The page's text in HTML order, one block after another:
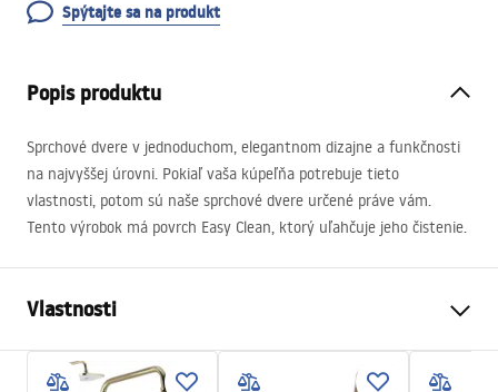
Spýtajte sa na produkt
Popis produktu
Sprchové dvere v jednoduchom, elegantnom dizajne a funkčnosti
na najvyššej úrovni. Pokiaľ vaša kúpeľňa potrebuje tieto
vlastnosti, potom sú naše sprchové dvere určené práve vám.
Tento výrobok má povrch Easy Clean, ktorý uľahčuje jeho čistenie.
Vlastnosti
Spôsob, ako otvoriť dvere